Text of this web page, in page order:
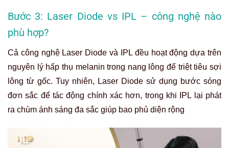
Bước 3: Laser Diode vs IPL – công nghệ nào
phù hợp?
Cả công nghệ Laser Diode và IPL đều hoạt động dựa trên
nguyên lý hấp thụ melanin trong nang lông để triệt tiêu sợi
lông từ gốc. Tuy nhiên, Laser Diode sử dụng bước sóng
đơn sắc để tác động chính xác hơn, trong khi IPL lại phát
ra chùm ánh sáng đa sắc giúp bao phủ diện rộng